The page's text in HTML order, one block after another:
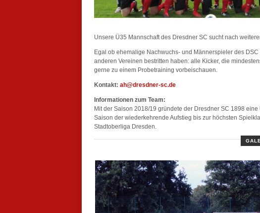
Unsere Ü35 Mannschaft des Dresdner SC sucht nach
Egal ob ehemalige Nachwuchs- und Männerspieler des
anderen Vereinen bestritten haben: alle Kicker, die
gerne zu einem Probetraining vorbeischauen.
Kontakt: ah@dresdner-sc.de
Informationen zum Team:
Mit der Saison 2018/19 gründete der Dresdner SC 1898
Saison der wiederkehrende Aufstieg bis zur höchsten
Stadtoberliga Dresden.